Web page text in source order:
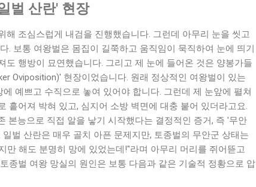
벌 산란' 현장
조심스럽게 내검을 진행했습니다. 그런데 아무리 눈을 씻고
. 보통 여왕벌은 몸집이 길쭉하고 움직임이 묵직하여 눈에 띄기
행방이 묘연했습니다. 그리고 제 눈에 들어온 것은 양봉가들
Oviposition)' 현장이었습니다. 원래 정상적인 여왕벌이 있는
예쁘고 수직으로 놓여 있어야 합니다. 그런데 제 눈앞에 펼쳐
흩어져 박혀 있고, 심지어 소방 벽면에 대충 붙어 있더라고요.
본능으로 직접 알을 낳기 시작했다는 결정적인 증거, 즉 '무안
벌 산란은 매우 골치 아픈 문제지만, 토종벌의 무안군 상태는
만 해도 분명히 망에 있었는데!"라며 아무리 머리를 쥐어뜯고
종벌 여왕 망실의 원인은 보통 다음과 같은 기술적 정황으로 압